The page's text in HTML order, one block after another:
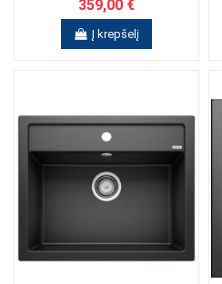
359,00 €
Į krepšelį